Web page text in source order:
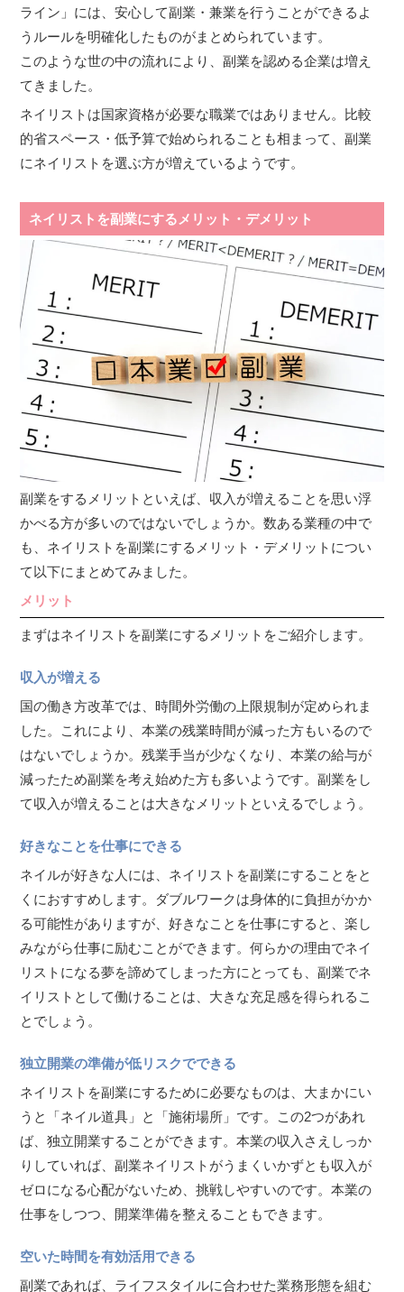
ライン」には、安心して副業・兼業を行うことができるよ
うルールを明確化したものがまとめられています。
このような世の中の流れにより、副業を認める企業は増え
てきました。
ネイリストは国家資格が必要な職業ではありません。比較
的省スペース・低予算で始められることも相まって、副業
にネイリストを選ぶ方が増えているようです。
ネイリストを副業にするメリット・デメリット
副業をするメリットといえば、収入が増えることを思い浮
かべる方が多いのではないでしょうか。数ある業種の中で
も、ネイリストを副業にするメリット・デメリットについ
て以下にまとめてみました。
メリット
まずはネイリストを副業にするメリットをご紹介します。
収入が増える
国の働き方改革では、時間外労働の上限規制が定められま
した。これにより、本業の残業時間が減った方もいるので
はないでしょうか。残業手当が少なくなり、本業の給与が
減ったため副業を考え始めた方も多いようです。副業をし
て収入が増えることは大きなメリットといえるでしょう。
好きなことを仕事にできる
ネイルが好きな人には、ネイリストを副業にすることをと
くにおすすめします。ダブルワークは身体的に負担がかか
る可能性がありますが、好きなことを仕事にすると、楽し
みながら仕事に励むことができます。何らかの理由でネイ
リストになる夢を諦めてしまった方にとっても、副業でネ
イリストとして働けることは、大きな充足感を得られるこ
とでしょう。
独立開業の準備が低リスクでできる
ネイリストを副業にするために必要なものは、大まかにい
うと「ネイル道具」と「施術場所」です。この2つがあれ
ば、独立開業することができます。本業の収入さえしっか
りしていれば、副業ネイリストがうまくいかずとも収入が
ゼロになる心配がないため、挑戦しやすいのです。本業の
仕事をしつつ、開業準備を整えることもできます。
空いた時間を有効活用できる
副業であれば、ライフスタイルに合わせた業務形態を組む